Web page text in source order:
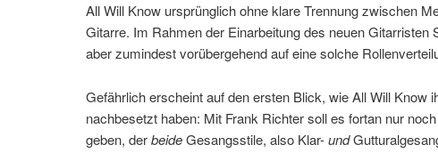
All Will Know ursprünglich ohne klare Trennung zwischen
Gitarre. Im Rahmen der Einarbeitung des neuen Gitarristen
aber zumindest vorübergehend auf eine solche
Gefährlich erscheint auf den ersten Blick, wie All Will Know
nachbesetzt haben: Mit Frank Richter soll es fortan nur noch
geben, derbeideGesangsstile, also Klar-und